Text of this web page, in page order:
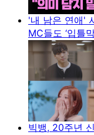
'내 남은 연애'
MC들도 ‘입틀
빅뱅, 20주년